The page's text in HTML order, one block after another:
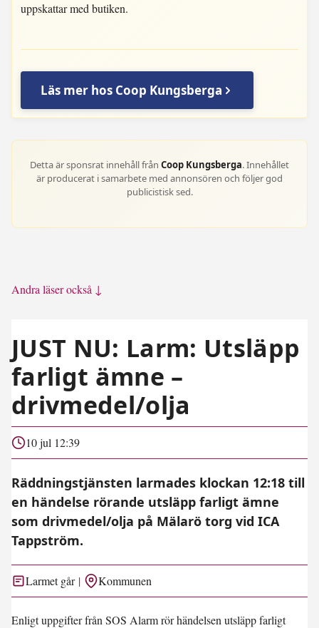
uppskattar med butiken.
Läs mer hos Coop Kungsberga
Detta är sponsrat innehåll från Coop Kungsberga. Innehållet
är producerat i samarbete med annonsören och följer god
publicistisk sed.
Andra läser också ↓
JUST NU: Larm: Utsläpp
farligt ämne –
drivmedel/olja
10 jul 12:39
Räddningstjänsten larmades klockan 12:18 till
en händelse rörande utsläpp farligt ämne
som drivmedel/olja på Mälarö torg vid ICA
Tappström.
Larmet går Kommunen
Enligt uppgifter från SOS Alarm rör händelsen utsläpp farligt